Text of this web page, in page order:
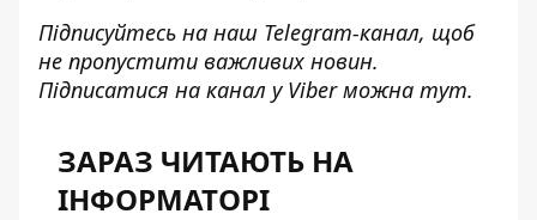
Підписуйтесь на наш Telegram-канал, щоб
не пропустити важливих новин.
Підписатися на канал у Viber можна тут.
ЗАРАЗ ЧИТАЮТЬ НА
ІНФОРМАТОРІ